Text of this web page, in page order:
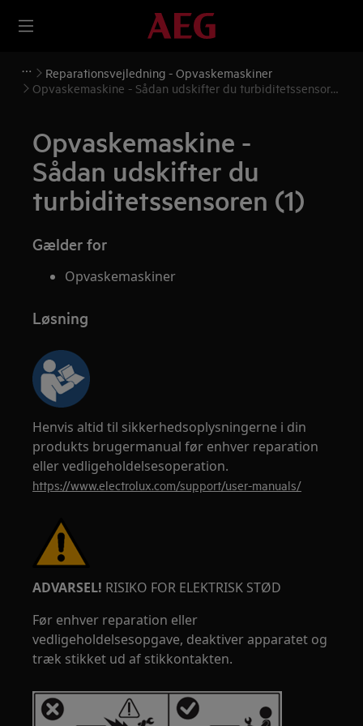
Reparationsvejledning - Opvaskemaskiner
Opvaskemaskine - Sådan udskifter du turbiditetssensoren
Opvaskemaskine -
Sådan udskifter du
turbiditetssensoren (1)
Gælder for
Opvaskemaskiner
Løsning
Henvis altid til sikkerhedsoplysningerne i din
produkts brugermanual før enhver reparation
eller vedligeholdelsesoperation.
https://www.electrolux.com/support/user-manuals/
ADVARSEL! RISIKO FOR ELEKTRISK STØD
Før enhver reparation eller
vedligeholdelsesopgave, deaktiver apparatet og
træk stikket ud af stikkontakten.